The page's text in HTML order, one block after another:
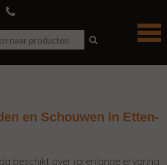
en Schouwen in Etten-
beschikt over jarenlange ervaring